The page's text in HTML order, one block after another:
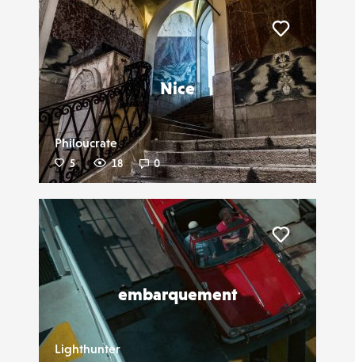
Nice
Philoucrate
5 18 0
embarquement
Lighthunter
Liker